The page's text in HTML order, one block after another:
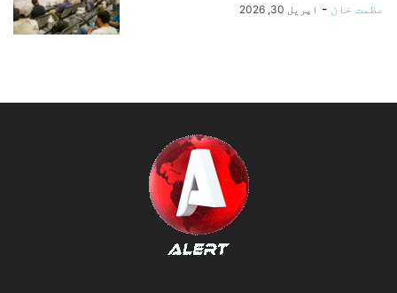
عظمت خان - اپریل 30, 2026